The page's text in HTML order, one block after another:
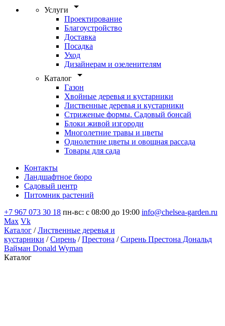
Услуги arrow_drop_down
Проектирование
Благоустройство
Доставка
Посадка
Уход
Дизайнерам и озеленителям
Каталог
arrow_drop_down
Газон
Хвойные деревья и кустарники
Лиственные деревья и кустарники
Стриженые формы. Садовый бонсай
Блоки живой изгороди
Многолетние травы и цветы
Однолетние цветы и овощная рассада
Товары для сада
Контакты
Ландшафтное бюро
Садовый центр
Питомник растений
+7 967 073 30 18 пн-вс: с 08:00 до 19:00 info@chelsea-garden.ru
Max Vk
Каталог /Лиственные деревья и
кустарники /Сирень /Престона /Сирень Престона Дональд
Вайман Donald Wyman
Каталог